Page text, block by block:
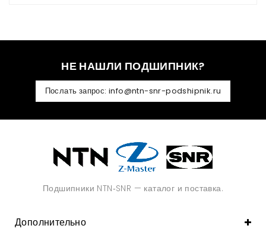
НЕ НАШЛИ ПОДШИПНИК?
Послать запрос: info@ntn-snr-podshipnik.ru
Подшипники NTN‑SNR — каталог и поставка.
Дополнительно